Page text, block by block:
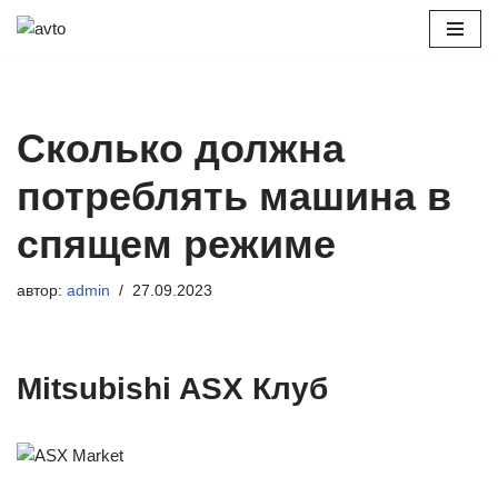
Сколько должна
потреблять машина в
спящем режиме
автор: admin 27.09.2023
Mitsubishi ASX Клуб